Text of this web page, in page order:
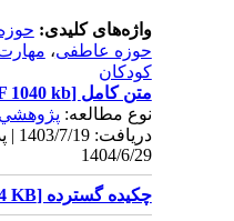
واژه‌های کلیدی:حوزه
حوزه عاطفی،مهارت
کودکان
متن کامل[PDF 1040 kb]
نوع مطالعه:پژوهشي|
1404/6/29
چکیده گسترده [HTML 34 KB]